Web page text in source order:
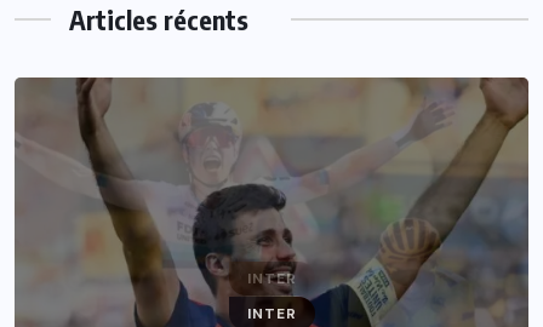
Articles récents
INTER